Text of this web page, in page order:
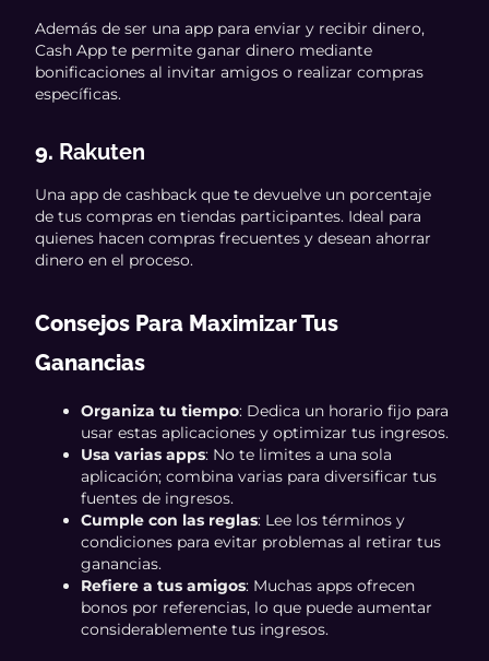
Además de ser una app para enviar y recibir dinero,
Cash App te permite ganar dinero mediante
bonificaciones al invitar amigos o realizar compras
específicas.
9. Rakuten
Una app de cashback que te devuelve un porcentaje
de tus compras en tiendas participantes. Ideal para
quienes hacen compras frecuentes y desean ahorrar
dinero en el proceso.
Consejos Para Maximizar Tus
Ganancias
Organiza tu tiempo: Dedica un horario fijo para
usar estas aplicaciones y optimizar tus ingresos.
Usa varias apps: No te limites a una sola
aplicación; combina varias para diversificar tus
fuentes de ingresos.
Cumple con las reglas: Lee los términos y
condiciones para evitar problemas al retirar tus
ganancias.
Refiere a tus amigos: Muchas apps ofrecen
bonos por referencias, lo que puede aumentar
considerablemente tus ingresos.